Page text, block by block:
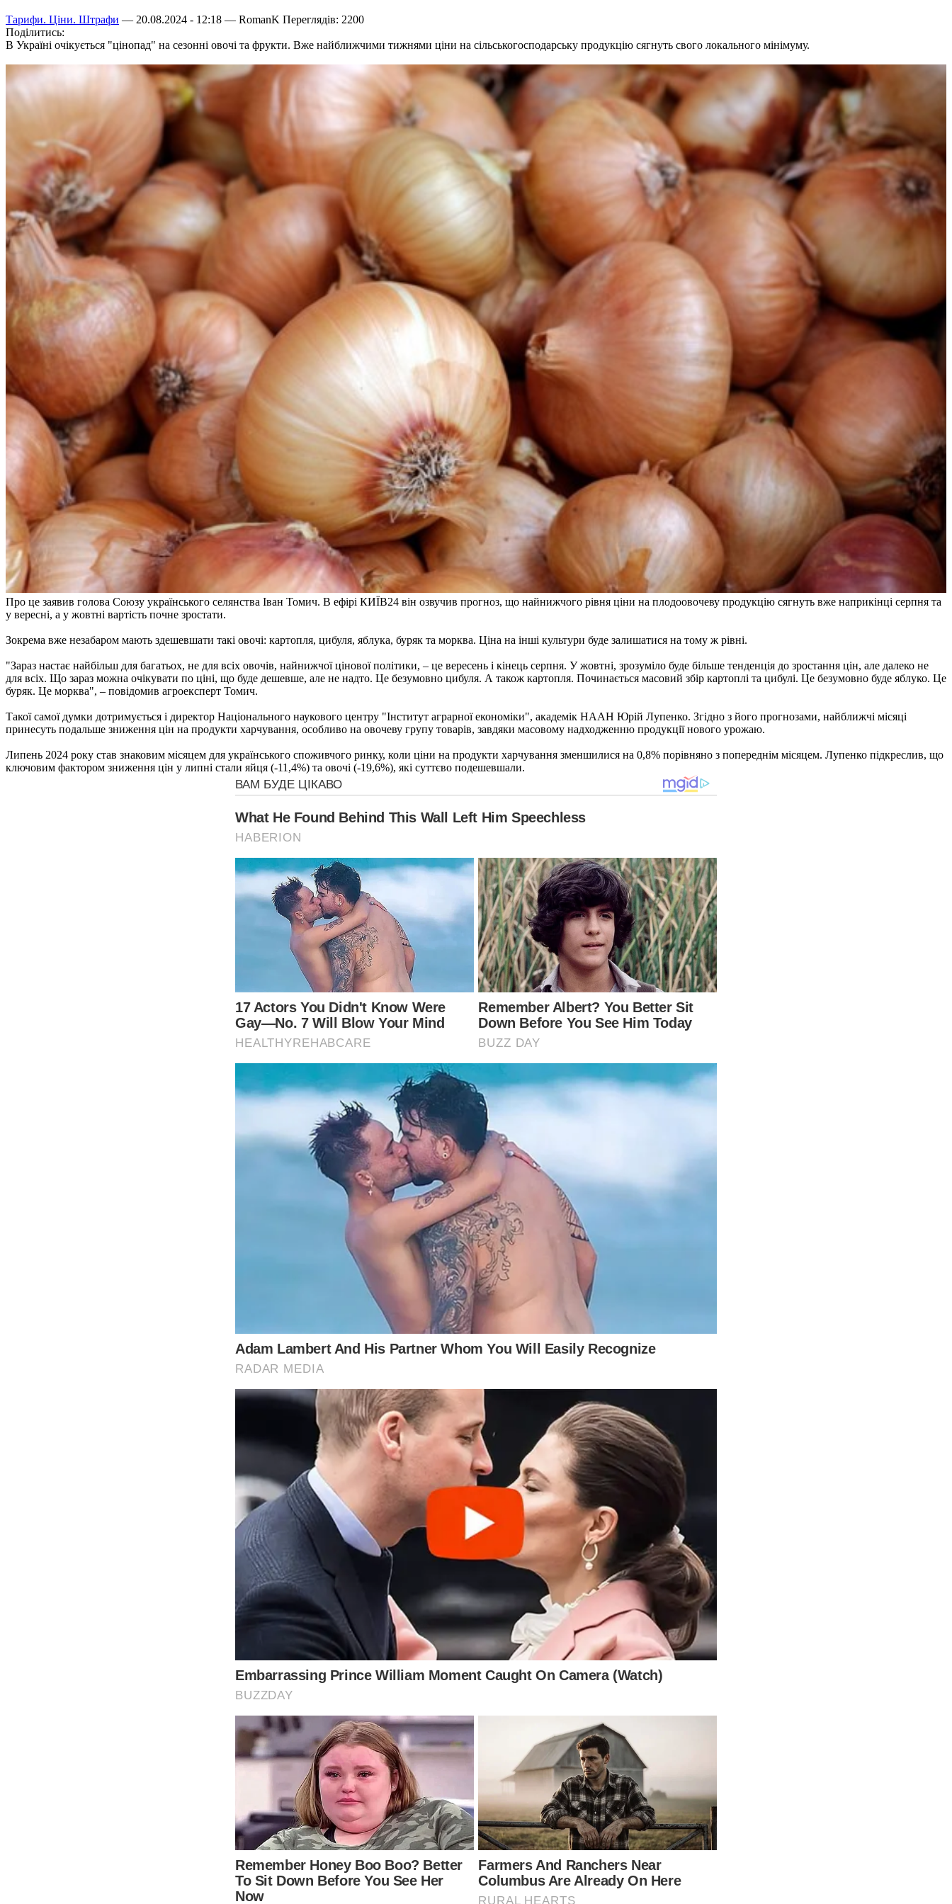
Тарифи. Ціни. Штрафи — 20.08.2024 - 12:18 — RomanK Переглядів: 2200
Поділитись:
В Україні очікується "цінопад" на сезонні овочі та фрукти. Вже найближчими тижнями ціни на сільськогосподарську продукцію сягнуть свого локального мінімуму.
Про це заявив голова Союзу українського селянства Іван Томич. В ефірі КИЇВ24 він озвучив прогноз, що найнижчого рівня ціни на плодоовочеву продукцію сягнуть вже наприкінці серпня та
у вересні, а у жовтні вартість почне зростати.
Зокрема вже незабаром мають здешевшати такі овочі: картопля, цибуля, яблука, буряк та морква. Ціна на інші культури буде залишатися на тому ж рівні.
"Зараз настає найбільш для багатьох, не для всіх овочів, найнижчої цінової політики, – це вересень і кінець серпня. У жовтні, зрозуміло буде більше тенденція до зростання цін, але далеко не
для всіх. Що зараз можна очікувати по ціні, що буде дешевше, але не надто. Це безумовно цибуля. А також картопля. Починається масовий збір картоплі та цибулі. Це безумовно буде яблуко. Це
буряк. Це морква", – повідомив агроексперт Томич.
Такої самої думки дотримується і директор Національного наукового центру "Інститут аграрної економіки", академік НААН Юрій Лупенко. Згідно з його прогнозами, найближчі місяці
принесуть подальше зниження цін на продукти харчування, особливо на овочеву групу товарів, завдяки масовому надходженню продукції нового урожаю.
Липень 2024 року став знаковим місяцем для українського споживчого ринку, коли ціни на продукти харчування зменшилися на 0,8% порівняно з попереднім місяцем. Лупенко підкреслив, що
ключовим фактором зниження цін у липні стали яйця (-11,4%) та овочі (-19,6%), які суттєво подешевшали.